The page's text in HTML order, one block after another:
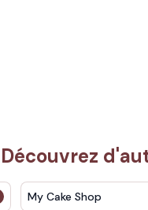
Découvrez
My Cake Shop